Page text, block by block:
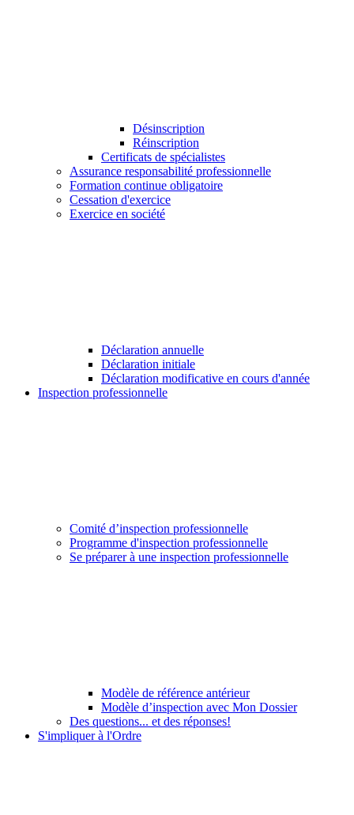
Désinscription
Réinscription
Certificats de spécialistes
Assurance responsabilité professionnelle
Formation continue obligatoire
Cessation d'exercice
Exercice en société
Déclaration annuelle
Déclaration initiale
Déclaration modificative en cours d'année
Inspection professionnelle
Comité d’inspection professionnelle
Programme d'inspection professionnelle
Se préparer à une inspection professionnelle
Modèle de référence antérieur
Modèle d’inspection avec Mon Dossier
Des questions... et des réponses!
S'impliquer à l'Ordre